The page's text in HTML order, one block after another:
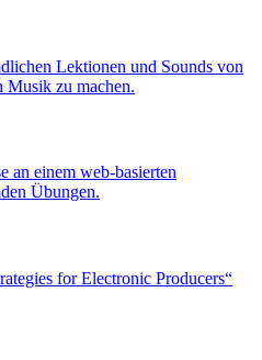
Lektionen und Sounds von
Musik zu machen.
an einem web-basierten
Übungen.
for Electronic Producers“